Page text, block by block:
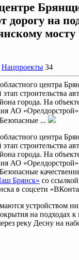
дорогу на
мосту
Нацпроекты 34
центра
строительства
города. На
АО
...
центра
строительства
города. На
АО
Брянск» со
в соцсети
устройством
на подходах
реку Десну на